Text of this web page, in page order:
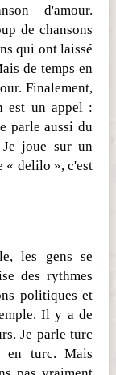
d'amour.
de chansons
qui ont laissé
de temps en
Finalement,
est un appel :
parle aussi du
joue sur un
« delilo », c'est
les gens se
des rythmes
politiques et
Il y a de
Je parle turc
en turc. Mais